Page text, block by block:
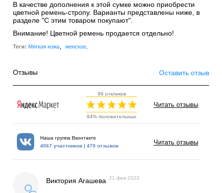
В качестве дополнения к этой сумке можно приобрести
цветной ремень-стропу. Варианты представлены ниже, в
разделе "С этим товаром покупают".
Внимание! Цветной ремень продается отдельно!
Теги: Мягкая кожа женское.
Отзывы Оставить отзыв
99 откликов
94% положительных
Читать отзывы
Наша группа Вконтакте
4067 участников | 470 отзывов
Читать отзывы
Виктория Агашева 21 фев 2023